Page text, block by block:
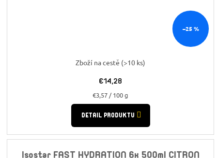
–25 %
Zboží na cestě (>10 ks)
€14,28
Jednotková
cena:
€3,57 / 100 g
DETAIL PRODUKTU
Isostar FAST HYDRATION 6x 500ml CITRON